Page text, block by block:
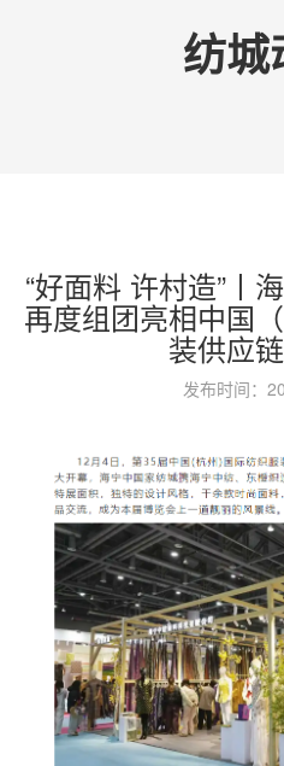
纺城
“好面料 许村造”丨
再度组团亮相中国
装供应
发布时间：